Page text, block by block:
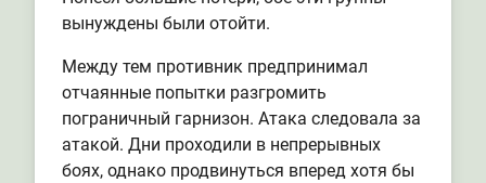
вынуждены были отойти.
Между тем противник предпринимал
отчаянные попытки разгромить
пограничный гарнизон. Атака следовала за
атакой. Дни проходили в непрерывных
боях, однако продвинуться вперед хотя бы